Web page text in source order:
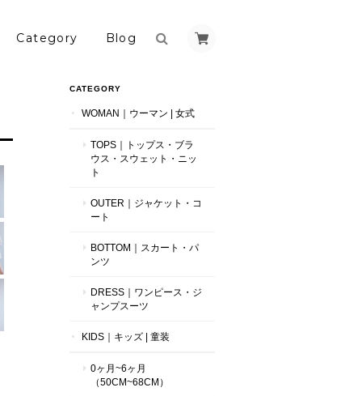
Category Blog
CATEGORY
WOMAN｜ウーマン | 女式
TOPS｜トップス・ブラ
ウス・スウェット・ニッ
ト
OUTER｜ジャケット・コ
ート
BOTTOM｜スカート・パ
ンツ
DRESS｜ワンピース・ジ
ャンプスーツ
KIDS｜キッズ | 童装
0ヶ月~6ヶ月
（50CM~68CM）